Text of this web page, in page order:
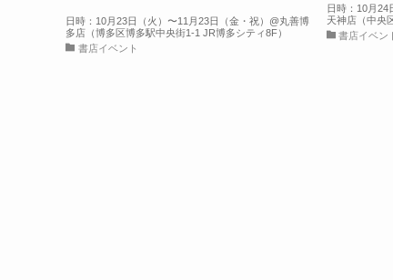
日時：10月23日（火）〜11月23日（金・祝）@丸善博
多店（博多区博多駅中央街1-1 JR博多シティ8F）
書店イベント
日時：10月24
天神店（中央
書店イベン